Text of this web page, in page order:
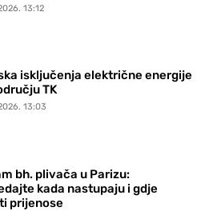
13:12
isključenja električne energije
TK
13:03
bh. plivača u Parizu:
kada nastupaju i gdje
prijenose